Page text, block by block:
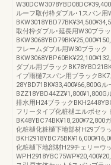
ルーフ取付枠ダブル･1スパン用
取付枠ダブル･延長用W30ブラ
フレームダブル用W30ブラック
ダブル用ブラック
イプ雨樋7スパン用ブラックBK7
28YBD71BK¥33,400¥66,800G
排水用H24ブラック
フリータイプ化粧樋エルボセッ
BK48YBC74BK¥18,200¥72,800
化粧樋化粧樋下地部材H29ブラ
化粧樋下地部材H29チェリーウ